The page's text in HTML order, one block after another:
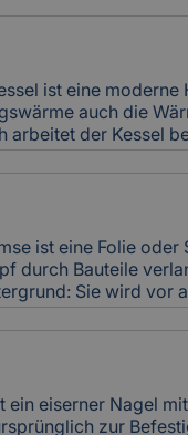
ist eine moderne
auch die
arbeitet der Kessel
zu älteren
in
für
durch
individuell
ist eine Folie oder
durch Bauteile
Sie wird vor
um
So bleibt die
für Versicherung:
sie bei der
ein eiserner Nagel
zur